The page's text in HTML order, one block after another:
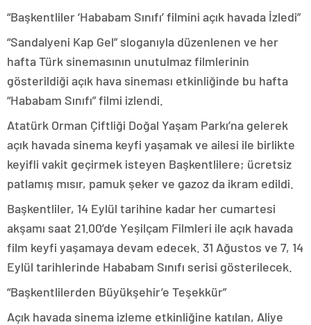
“Başkentliler ‘Hababam Sınıfı’ filmini açık havada İzledi”
“Sandalyeni Kap Gel” sloganıyla düzenlenen ve her
hafta Türk sinemasının unutulmaz filmlerinin
gösterildiği açık hava sineması etkinliğinde bu hafta
“Hababam Sınıfı” filmi izlendi.
Atatürk Orman Çiftliği Doğal Yaşam Parkı’na gelerek
açık havada sinema keyfi yaşamak ve ailesi ile birlikte
keyifli vakit geçirmek isteyen Başkentlilere; ücretsiz
patlamış mısır, pamuk şeker ve gazoz da ikram edildi.
Başkentliler, 14 Eylül tarihine kadar her cumartesi
akşamı saat 21.00’de Yeşilçam Filmleri ile açık havada
film keyfi yaşamaya devam edecek. 31 Ağustos ve 7, 14
Eylül tarihlerinde Hababam Sınıfı serisi gösterilecek.
“Başkentlilerden Büyükşehir’e Teşekkür”
Açık havada sinema izleme etkinliğine katılan, Aliye